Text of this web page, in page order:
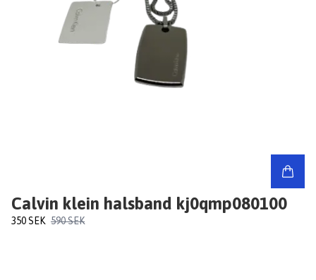
Calvin klein halsband kj0qmp080100
350 SEK 590 SEK